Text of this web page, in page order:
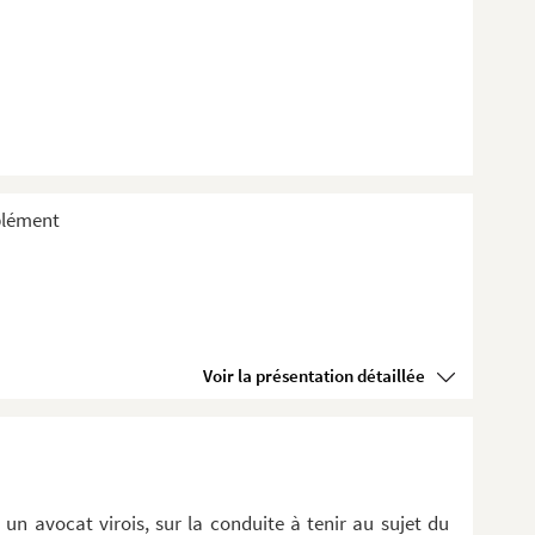
Voir la présentation détaillée
un avocat virois, sur la conduite à tenir au sujet du